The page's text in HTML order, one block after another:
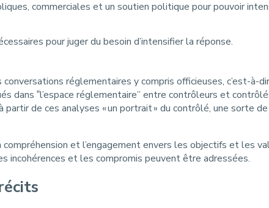
commerciales et un soutien politique pour pouvoir
pour juger du besoin d’intensifier la réponse.
réglementaires y compris officieuses, c’est-à-
dans ‟l’espace réglementaire” entre contrôleurs et
de ces analyses « un portrait » du contrôlé, une sorte
et l’engagement envers les objectifs et les
et les compromis peuvent être adressées.